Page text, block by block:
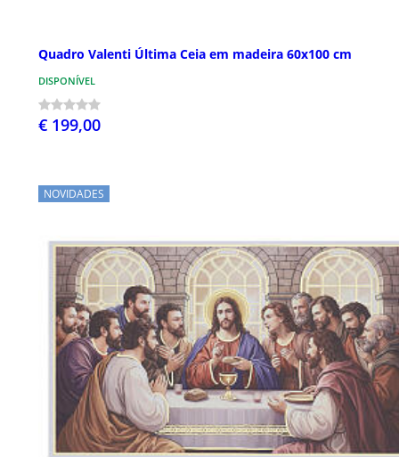
Quadro Valenti Última Ceia em madeira 60x100 cm
DISPONÍVEL
€ 199,00
NOVIDADES